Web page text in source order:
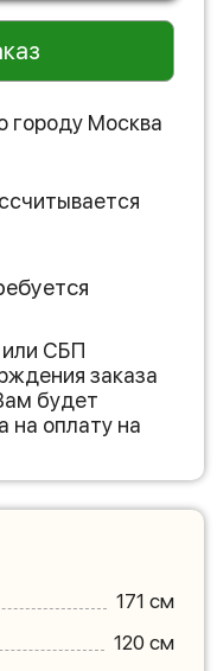
городу Москва
или СБП
заказа
будет
на оплату на
171 см
120 см